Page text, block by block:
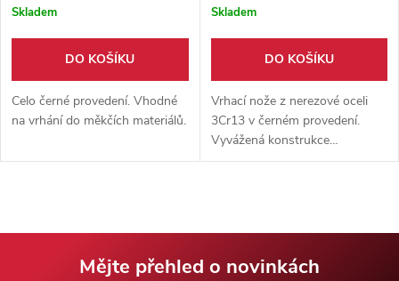
pevné nylonové pouzdro.
duhovém zbarvení. Vhodné jak
pro začátečníky tak pokročilé
vrhače. Součástí balení je i
pevné nylonové pouzdro.
Vyrobeno z nerezové oceli.
Skladem
DO KOŠÍKU
Celo černé provedení. Vhodné
na vrhání do měkčích materiálů.
Skladem
DO KOŠÍKU
Vrhací nože z nerezové oceli
3Cr13 v černém provedení.
Vyvážená konstrukce
podporuje přesný a
Mějte přehled o novinkách